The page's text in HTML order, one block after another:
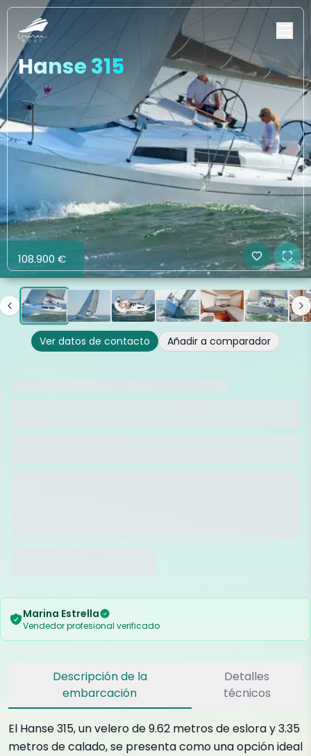
Hanse 315
108.900 €
Ver datos de contacto Añadir a comparador
Marina Estrella
Vendedor profesional verificado
Descripción de la
embarcación
Detalles
técnicos
El Hanse 315, un velero de 9.62 metros de eslora y 3.35
metros de calado, se presenta como una opción ideal